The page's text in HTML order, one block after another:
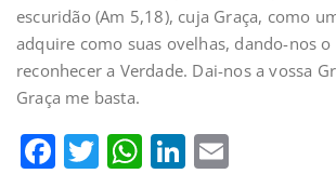
escuridão (Am 5,18), cuja Graça, como
adquire como suas ovelhas, dando-nos
reconhecer a Verdade. Dai-nos a vossa
Graça me basta.
Facebook
Twitter
WhatsApp
LinkedIn